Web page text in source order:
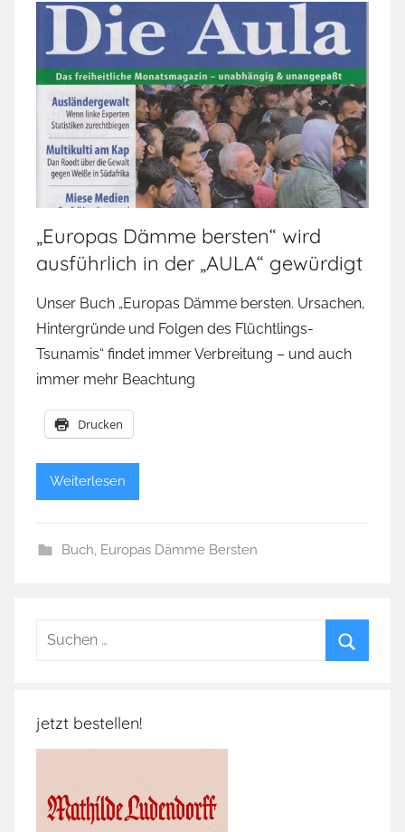
„Europas Dämme bersten“ wird
ausführlich in der „AULA“ gewürdigt
Unser Buch „Europas Dämme bersten. Ursachen,
Hintergründe und Folgen des Flüchtlings-
Tsunamis“ findet immer Verbreitung – und auch
immer mehr Beachtung
Drucken
Weiterlesen
Buch Europas Dämme Bersten
Suchen
jetzt bestellen!